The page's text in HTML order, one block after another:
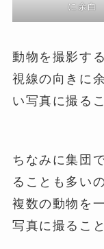
に余白
動物を撮影す
視線の向きに
い写真に撮る
ちなみに集団
ることも多い
複数の動物を
写真に撮るこ